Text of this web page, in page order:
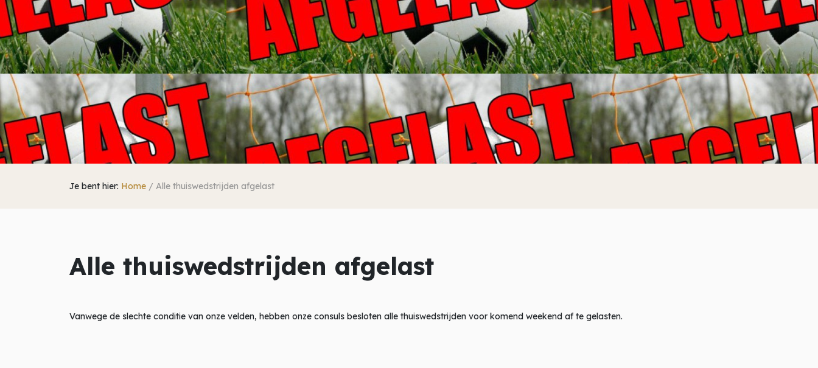
Je bent hier: Home / Alle thuiswedstrijden afgelast
Alle thuiswedstrijden afgelast
Vanwege de slechte conditie van onze velden, hebben onze consuls besloten alle thuiswedstrijden voor komend weekend af te gelasten.